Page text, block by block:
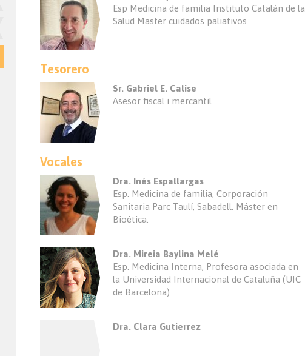
Esp Medicina de familia Instituto Catalán de la
Salud Master cuidados paliativos
Tesorero
Sr. Gabriel E. Calise
Asesor fiscal i mercantil
Vocales
Dra. Inés Espallargas
Esp. Medicina de familia, Corporación
Sanitaria Parc Taulí, Sabadell. Máster en
Bioética.
Dra. Mireia Baylina Melé
Esp. Medicina Interna, Profesora asociada en
la Universidad Internacional de Cataluña (UIC
de Barcelona)
Dra. Clara Gutierrez